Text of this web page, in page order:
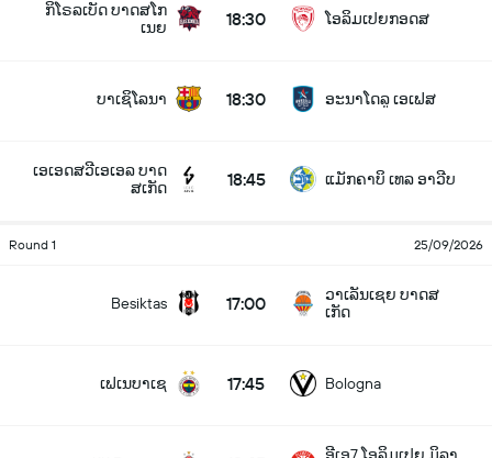
ກິໂຣລເບັດ ບາດສໂກ
ເນຍ
18:30 ໂອລິມເປຍກອດສ
ບາເຊິໂລນາ 18:30 ອະນາໂດລູ ເອເຟສ
ເອເອດສວີເອເອລ ບາດ
ສເກັດ
18:45 ແມັກຄາບິ ເທລ ອາວີບ
Round 1 25/09/2026
Besiktas 17:00
ວາເລັນເຊຍ ບາດສ
ເກັດ
ເຟເນບາເຊ 17:45 Bologna